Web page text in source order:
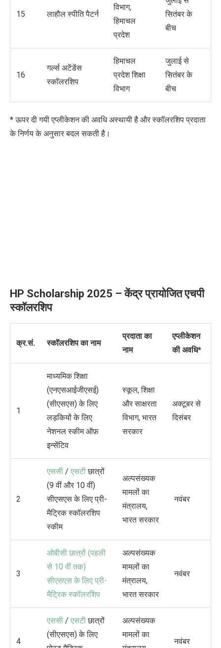
15 लाहौल स्पीति पैटर्न
विभाग,
हिमाचल
प्रदेश
सितंबर के
बीच
16
गर्ल्स अटेंडेंस
स्कॉलरशिप
हिमाचल
प्रदेश शिक्षा
विभाग
जुलाई से
सितंबर के
बीच
* ऊपर दी गयी एप्लीकेशन की अवधि अस्थायी है और स्कॉलरशिप प्रदाता
के निर्णय के अनुसार बदल सकती है।
HP Scholarship 2025 –केंद्र प्रायोजित एचपी
स्कॉलरशिप
क्र.सं. स्कॉलरशिप का नाम
प्रदाता का
नाम
एप्लीकेशन
की अवधि*
1
माध्यमिक शिक्षा
(एनएसआईजीएसई)
(सीएसएस) के लिए
लड़कियों के लिए
नेशनल स्कीम ऑफ़
इन्सेंटिव
स्कूल, शिक्षा
और साक्षरता
विभाग, भारत
सरकार
अक्टूबर से
दिसंबर
2
एससी / एसटीछात्रों
(9 वीं और 10 वीं)
सीएसएस के लिए प्री-
मैट्रिक स्कॉलरशिप
स्कीम
अल्पसंख्यक
मामलों का
मंत्रालय,
भारत सरकार
नवंबर
3
ओबीसी छात्रों (पहली
से 10 वीं तक)
सीएसएस के लिए प्री-
मैट्रिक स्कॉलरशिप
अल्पसंख्यक
मामलों का
मंत्रालय,
भारत सरकार
नवंबर
4
एससी / एसटीछात्रों
(सीएसएस) के लिए
अल्पसंख्यक
मामलों का
नवंबर